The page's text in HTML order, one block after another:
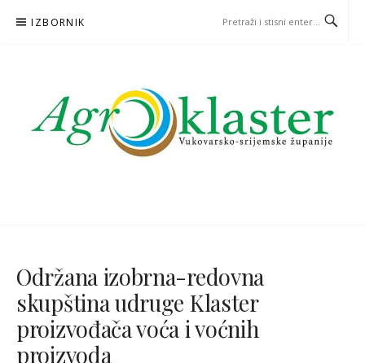
IZBORNIK
Održana izobrna-redovna
skupština udruge Klaster
proizvođača voća i voćnih
proizvoda